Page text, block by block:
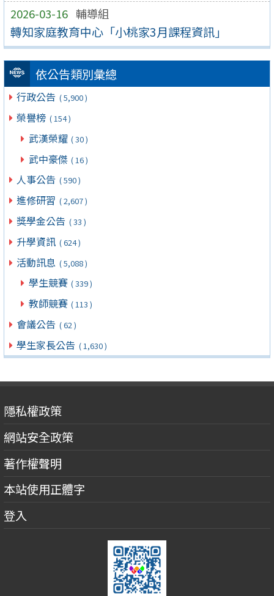
2026-03-16 輔導組
轉知家庭教育中心「小桃家3月課程資訊」
依公告類別彙總
行政公告 ( 5,900 )
榮譽榜 ( 154 )
武漢榮耀 ( 30 )
武中豪傑 ( 16 )
人事公告 ( 590 )
進修研習 ( 2,607 )
獎學金公告 ( 33 )
升學資訊 ( 624 )
活動訊息 ( 5,088 )
學生競賽 ( 339 )
教師競賽 ( 113 )
會議公告 ( 62 )
學生家長公告 ( 1,630 )
隱私權政策
網站安全政策
著作權聲明
本站使用正體字
登入